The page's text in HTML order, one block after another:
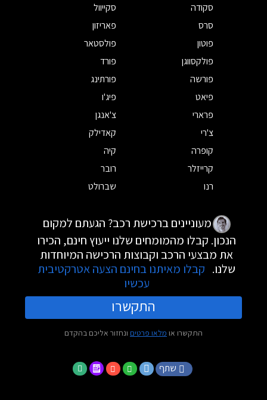
סקודה
סקייוול
סרס
פאריזון
פוטון
פולסטאר
פולקסווגן
פורד
פורשה
פורתינג
פיאט
פיג'ו
פרארי
צ'אנגן
צ'רי
קאדילק
קופרה
קיה
קרייזלר
רובר
רנו
שברולט
מעוניינים ברכישת רכב? הגעתם למקום
הנכון. קבלו מהמומחים שלנו ייעוץ חינם, הכירו
את מבצעי הרכב וקבוצות הרכישה המיוחדות
שלנו. קבלו מאיתנו בחינם הצעה אטרקטיבית
עכשיו
התקשרו
התקשרו או מלאו פרטים ונחזור אליכם בהקדם
שתף